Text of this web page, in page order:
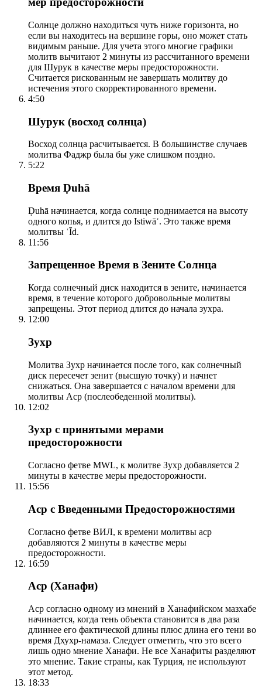
Солнце должно находиться чуть ниже горизонта, но
если вы находитесь на вершине горы, оно может стать
видимым раньше. Для учета этого многие графики
молитв вычитают 2 минуты из рассчитанного времени
для Шурук в качестве меры предосторожности.
Считается рискованным не завершать молитву до
истечения этого скорректированного времени.
4:50
Шурук (восход солнца)
Восход солнца расчитывается. В большинстве случаев
молитва Фаджр была бы уже слишком поздно.
5:22
Время Ḍuhā
Ḍuhā начинается, когда солнце поднимается на высоту
одного копья, и длится до Istiwāʾ. Это также время
молитвы ʿĪd.
11:56
Запрещенное Время в Зените Солнца
Когда солнечный диск находится в зените, начинается
время, в течение которого добровольные молитвы
запрещены. Этот период длится до начала зухра.
12:00
Зухр
Молитва Зухр начинается после того, как солнечный
диск пересечет зенит (высшую точку) и начнет
снижаться. Она завершается с началом времени для
молитвы Аср (послеобеденной молитвы).
12:02
Зухр с принятыми мерами
предосторожности
Согласно фетве MWL, к молитве Зухр добавляется 2
минуты в качестве меры предосторожности.
15:56
Аср с Введенными Предосторожностями
Согласно фетве ВИЛ, к времени молитвы аср
добавляются 2 минуты в качестве меры
предосторожности.
16:59
Аср (Ханафи)
Аср согласно одному из мнений в Ханафийском мазхабе
начинается, когда тень объекта становится в два раза
длиннее его фактической длины плюс длина его тени во
время Дхухр-намаза. Следует отметить, что это всего
лишь одно мнение Ханафи. Не все Ханафиты разделяют
это мнение. Такие страны, как Турция, не используют
этот метод.
18:33